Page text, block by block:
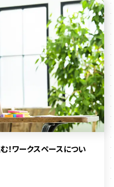
！ワークスペースについ